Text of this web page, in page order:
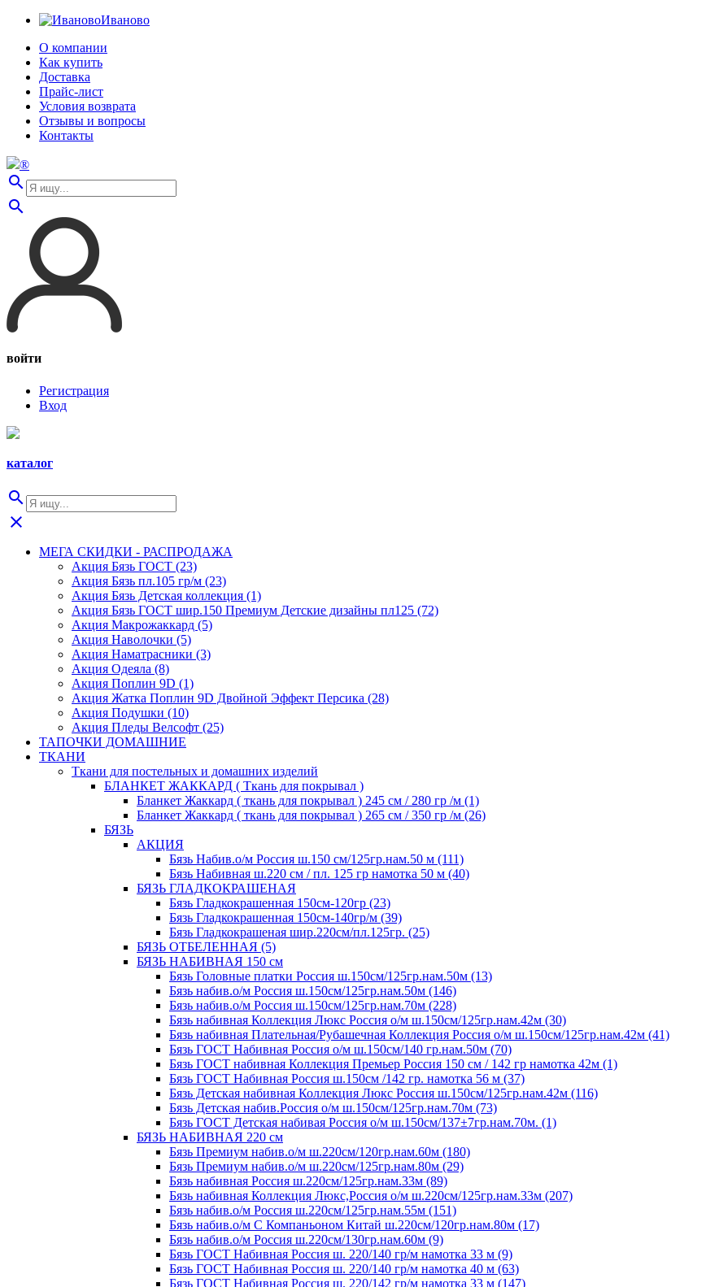
Иваново
О компании
Как купить
Доставка
Прайс-лист
Условия возврата
Отзывы и вопросы
Контакты
®
search
search
войти
Регистрация
Вход
каталог
search
close
МЕГА СКИДКИ - РАСПРОДАЖА
Акция Бязь ГОСТ (23)
Акция Бязь пл.105 гр/м (23)
Акция Бязь Детская коллекция (1)
Акция Бязь ГОСТ шир.150 Премиум Детские дизайны пл125 (72)
Акция Макрожаккард (5)
Акция Наволочки (5)
Акция Наматрасники (3)
Акция Одеяла (8)
Акция Поплин 9D (1)
Акция Жатка Поплин 9D Двойной Эффект Персика (28)
Акция Подушки (10)
Акция Пледы Велсофт (25)
ТАПОЧКИ ДОМАШНИЕ
ТКАНИ
Ткани для постельных и домашних изделий
БЛАНКЕТ ЖАККАРД ( Ткань для покрывал )
Бланкет Жаккард ( ткань для покрывал ) 245 см / 280 гр /м (1)
Бланкет Жаккард ( ткань для покрывал ) 265 см / 350 гр /м (26)
БЯЗЬ
АКЦИЯ
Бязь Набив.о/м Россия ш.150 см/125гр.нам.50 м (111)
Бязь Набивная ш.220 см / пл. 125 гр намотка 50 м (40)
БЯЗЬ ГЛАДКОКРАШЕНАЯ
Бязь Гладкокрашенная 150см-120гр (23)
Бязь Гладкокрашенная 150см-140гр/м (39)
Бязь Гладкокрашеная шир.220см/пл.125гр. (25)
БЯЗЬ ОТБЕЛЕННАЯ (5)
БЯЗЬ НАБИВНАЯ 150 см
Бязь Головные платки Россия ш.150см/125гр.нам.50м (13)
Бязь набив.о/м Россия ш.150см/125гр.нам.50м (146)
Бязь набив.о/м Россия ш.150см/125гр.нам.70м (228)
Бязь набивная Коллекция Люкс Россия о/м ш.150см/125гр.нам.42м (30)
Бязь набивная Плательная/Рубашечная Коллекция Россия о/м ш.150см/125гр.нам.42м (41)
Бязь ГОСТ Набивная Россия о/м ш.150см/140 гр.нам.50м (70)
Бязь ГОСТ набивная Коллекция Премьер Россия 150 см / 142 гр намотка 42м (1)
Бязь ГОСТ Набивная Россия ш.150см /142 гр. намотка 56 м (37)
Бязь Детская набивная Коллекция Люкс Россия ш.150см/125гр.нам.42м (116)
Бязь Детская набив.Россия о/м ш.150см/125гр.нам.70м (73)
Бязь ГОСТ Детская набивая Россия о/м ш.150см/137±7гр.нам.70м. (1)
БЯЗЬ НАБИВНАЯ 220 см
Бязь Премиум набив.о/м ш.220см/120гр.нам.60м (180)
Бязь Премиум набив.о/м ш.220см/125гр.нам.80м (29)
Бязь набивная Россия ш.220см/125гр.нам.33м (89)
Бязь набивная Коллекция Люкс,Россия о/м ш.220см/125гр.нам.33м (207)
Бязь набив.о/м Россия ш.220см/125гр.нам.55м (151)
Бязь набив.о/м С Компаньоном Китай ш.220см/120гр.нам.80м (17)
Бязь набив.о/м Россия ш.220см/130гр.нам.60м (9)
Бязь ГОСТ Набивная Россия ш. 220/140 гр/м намотка 33 м (9)
Бязь ГОСТ Набивная Россия ш. 220/140 гр/м намотка 40 м (63)
Бязь ГОСТ Набивная Россия ш. 220/142 гр/м намотка 33 м (147)